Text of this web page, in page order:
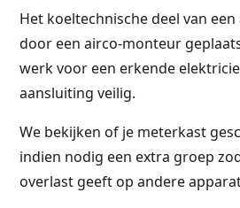
Het koeltechnische deel van
door een airco-monteur
werk voor een erkende
aansluiting veilig.
We bekijken of je meterkast
indien nodig een extra groep
overlast geeft op andere